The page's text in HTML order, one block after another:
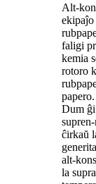
Alt-
ekipaĵo
faligi
kemia
rotoro
Dum ĝi
ĉirkaŭ
alt-
la